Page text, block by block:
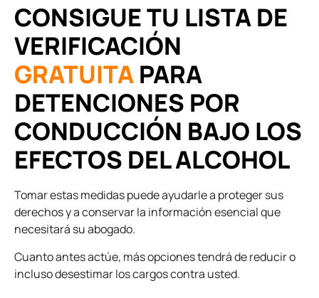
CONSIGUE TU LISTA DE
VERIFICACIÓN
GRATUITAPARA
DETENCIONES POR
CONDUCCIÓN BAJO LOS
EFECTOS DEL ALCOHOL
Tomar estas medidas puede ayudarle a proteger sus
derechos y a conservar la información esencial que
necesitará su abogado.
Cuanto antes actúe, más opciones tendrá de reducir o
incluso desestimar los cargos contra usted.